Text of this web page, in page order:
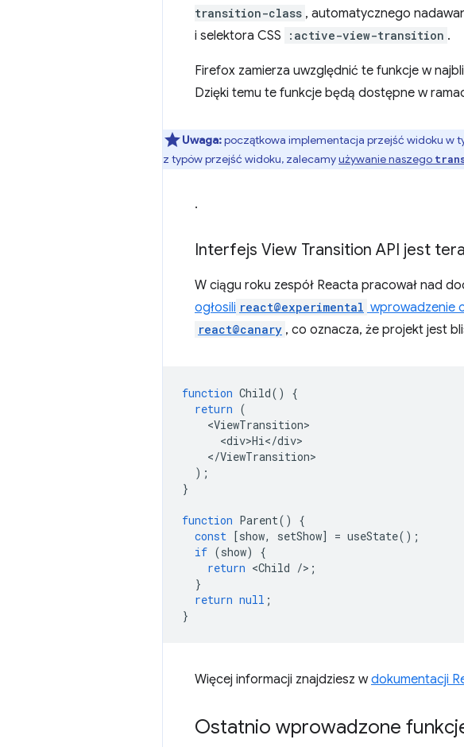
transition-class , automatycznego
i selektora CSS :active-view-transition .
Firefox zamierza uwzględnić te funkcje w
Dzięki temu te funkcje będą dostępne w
Uwaga:początkowa implementacja przejść widoku w
z typów przejść widoku, zalecamyużywanie naszego
.
Interfejs View Transition API jest
W ciągu roku zespół Reacta pracował nad
ogłosili react@experimental wprowadzenie
react@canary , co oznacza, że projekt jest
function Child()
{
return (
<ViewTransition
<div>Hi</div
</ViewTransition
);
}
function Parent()
{
const [show, setShow] = useState();
if (show)
{
return <Child /> ;
}
return null ;
}
Więcej informacji znajdziesz wdokumentacji
Ostatnio wprowadzone